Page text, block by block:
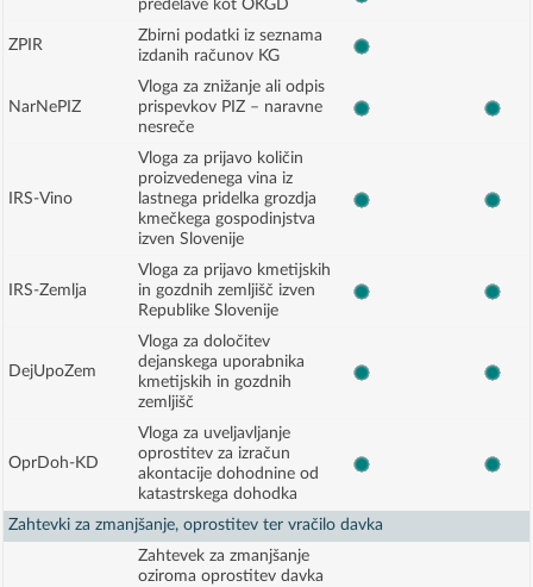
predelave kot OKGD
ZPIR
Zbirni podatki iz seznama
izdanih računov KG
NarNePIZ
Vloga za znižanje ali odpis
prispevkov PIZ – naravne
nesreče
IRS-Vino
Vloga za prijavo količin
proizvedenega vina iz
lastnega pridelka grozdja
kmečkega gospodinjstva
izven Slovenije
IRS-Zemlja
Vloga za prijavo kmetijskih
in gozdnih zemljišč izven
Republike Slovenije
DejUpoZem
Vloga za določitev
dejanskega uporabnika
kmetijskih in gozdnih
zemljišč
OprDoh-KD
Vloga za uveljavljanje
oprostitev za izračun
akontacije dohodnine od
katastrskega dohodka
Zahtevki za zmanjšanje, oprostitev ter vračilo davka
Zahtevek za zmanjšanje
oziroma oprostitev davka